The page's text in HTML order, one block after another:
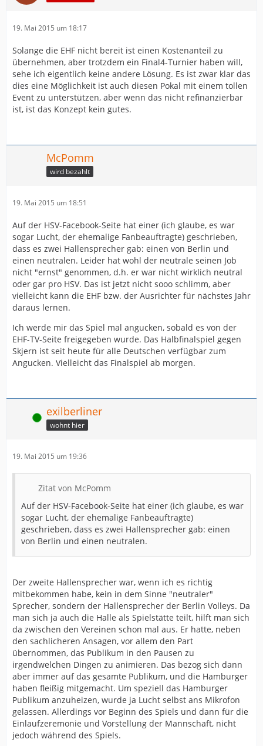
19. Mai 2015 um 18:17
Solange die EHF nicht bereit ist einen Kostenanteil zu
übernehmen, aber trotzdem ein Final4-Turnier haben will,
sehe ich eigentlich keine andere Lösung. Es ist zwar klar das
dies eine Möglichkeit ist auch diesen Pokal mit einem tollen
Event zu unterstützen, aber wenn das nicht refinanzierbar
ist, ist das Konzept kein gutes.
McPomm
wird bezahlt
19. Mai 2015 um 18:51
Auf der HSV-Facebook-Seite hat einer (ich glaube, es war
sogar Lucht, der ehemalige Fanbeauftragte) geschrieben,
dass es zwei Hallensprecher gab: einen von Berlin und
einen neutralen. Leider hat wohl der neutrale seinen Job
nicht "ernst" genommen, d.h. er war nicht wirklich neutral
oder gar pro HSV. Das ist jetzt nicht sooo schlimm, aber
vielleicht kann die EHF bzw. der Ausrichter für nächstes Jahr
daraus lernen.
Ich werde mir das Spiel mal angucken, sobald es von der
EHF-TV-Seite freigegeben wurde. Das Halbfinalspiel gegen
Skjern ist seit heute für alle Deutschen verfügbar zum
Angucken. Vielleicht das Finalspiel ab morgen.
Online exilberliner
wohnt hier
19. Mai 2015 um 19:36
Zitat von McPomm
Auf der HSV-Facebook-Seite hat einer (ich glaube, es war
sogar Lucht, der ehemalige Fanbeauftragte)
geschrieben, dass es zwei Hallensprecher gab: einen
von Berlin und einen neutralen.
Der zweite Hallensprecher war, wenn ich es richtig
mitbekommen habe, kein in dem Sinne "neutraler"
Sprecher, sondern der Hallensprecher der Berlin Volleys. Da
man sich ja auch die Halle als Spielstätte teilt, hilft man sich
da zwischen den Vereinen schon mal aus. Er hatte, neben
den sachlicheren Ansagen, vor allem den Part
übernommen, das Publikum in den Pausen zu
irgendwelchen Dingen zu animieren. Das bezog sich dann
aber immer auf das gesamte Publikum, und die Hamburger
haben fleißig mitgemacht. Um speziell das Hamburger
Publikum anzuheizen, wurde ja Lucht selbst ans Mikrofon
gelassen. Allerdings vor Beginn des Spiels und dann für die
Einlaufzeremonie und Vorstellung der Mannschaft, nicht
jedoch während des Spiels.